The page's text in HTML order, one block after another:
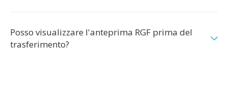
Posso visualizzare l'anteprima RGF prima del
trasferimento?